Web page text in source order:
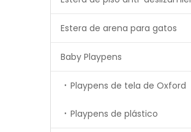
Estera de arena para gatos
Baby Playpens
Playpens de tela de Oxford
Playpens de plástico